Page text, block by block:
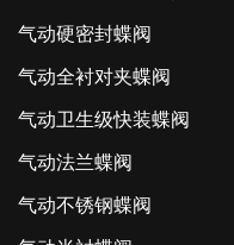
气动硬密封蝶阀
气动全衬对夹蝶阀
气动卫生级快装蝶阀
气动法兰蝶阀
气动不锈钢蝶阀